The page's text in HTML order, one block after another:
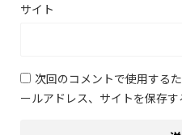
サイト
次回のコメントで使用する
ールアドレス、サイトを保存す